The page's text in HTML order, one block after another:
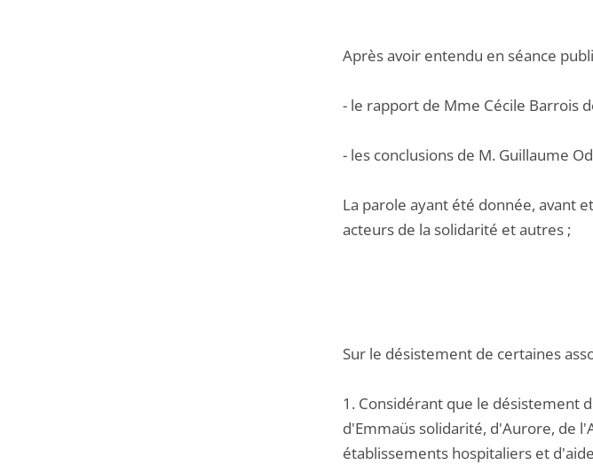
Après avoir entendu en séance
- le rapport de Mme Cécile Barrois
- les conclusions de M. Guillaume
La parole ayant été donnée, avant
acteurs de la solidarité et autres ;
Sur le désistement de certaines
1. Considérant que le désistement
d'Emmaüs solidarité, d'Aurore, de
établissements hospitaliers et